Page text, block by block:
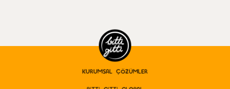
KURUMSAL ÇÖZÜMLER